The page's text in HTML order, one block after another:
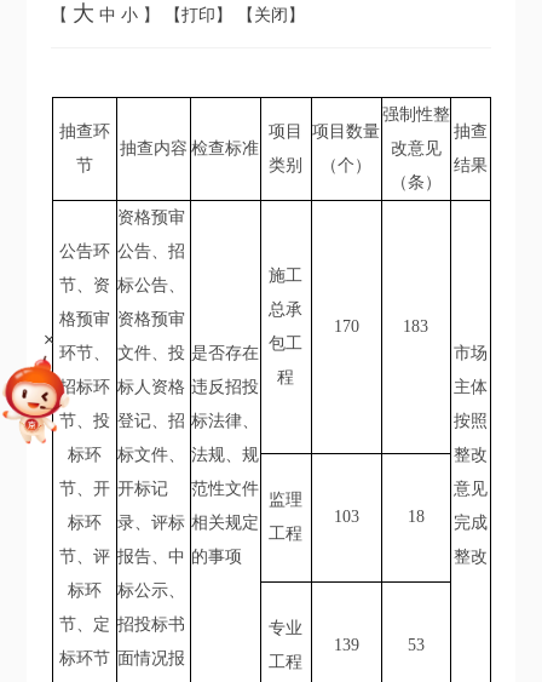
【 大 中 小 】 【打印】 【关闭】
抽查环
节
抽查内容 检查标准
项目
类别
项目数量
（个）
强制性整
改意见
（条）
抽查
结果
公告环
节、资
格预审
环节、
招标环
节、投
标环
节、开
标环
节、评
标环
节、定
标环节
资格预审
公告、招
标公告、
资格预审
文件、投
标人资格
登记、招
标文件、
开标记
录、评标
报告、中
标公示、
招投标书
面情况报
是否存在
违反招投
标法律、
法规、规
范性文件
相关规定
的事项
施工
总承
包工
程
170
183
市场
主体
按照
整改
意见
完成
整改
监理
工程
103 18
专业
工程
139 53
+